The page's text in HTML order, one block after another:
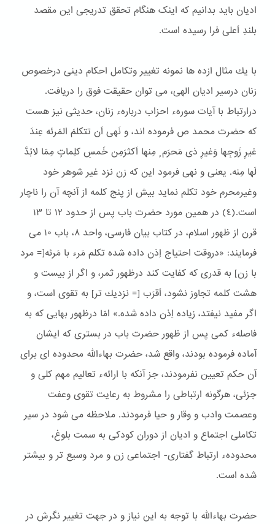
ادیان باید بدانیم که اینک هنگام تحقق تدریجی این مقصد
بلندِ اَعلی فرا رسیده است.
با یك مثال ازده ها نمونه تغییر وتكامل احكام دینی درخصوص
زنان درسیر ادیان الهی، می توان حقیقت فوق را دریافت.
درارتباط با آیات سورهء احزاب دربارهء زنان، حدیثی نیز هست
كه حضرت محمد ص فرموده اند، و نَهی اَن تتكلمَ المَرئه عِندَ
غیرِ زَوجِها وَغیرِ ذی مَحرَم ٍ مِنها اَكثرَمِن خَمسِ كلِماتٍ مِمّا لابُدَّ
لَها مِنه. یعنی و نهی فرمود این كه زن نزد غیر شوهر خود
وغیرمحرم خود تكلم نماید بیش از پنج كلمه از آنچه آن را ناچار
است.(٤) در همین مورد حضرت باب پس از حدود ١٢ تا ١٣
قرن از ظهور اسلام، در كتاب بیان فارسی، واحد ۸، باب ١۰ می
فرمایند: «دروقت احتیاج اِذن داده شده تكلم مَرء با مَرئه[= مرد
با زن] به قدری كه كفایت كند درظهور ثمر، و اگر از بیست و
هشت كلمه تجاوز نشود، اَقرَب [= نزدیك تر] به تقوی است، و
اگر مفید نیفتد، زیاده اِذن داده شده.» امّا درظهور بهایی كه به
فاصلهء كمی پس از ظهور حضرت باب در بستری كه ایشان
آماده فرموده بودند، واقع شد، حضرت بهاءالله محدوده ای برای
آن حكم تعیین نفرمودند، جز آنكه با ارائهء تعالیم مهم كلی و
جزئی، هرگونه ارتباطی را مشروط به رعایت تقوی وعفت
وعصمت وادب و وقار و حیا فرمودند. ملاحظه می شود در سیر
تکاملی اجتماع و ادیان از دوران کودکی به سمت بلوغ،
محدودهء ارتباط گفتاری- اجتماعی زن و مرد وسیع تر و بیشتر
شده است.
حضرت بهاءالله با توجه به این نیاز و در جهت تغییر نگرش در